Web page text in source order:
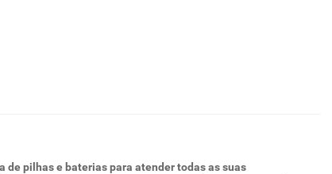
de pilhas e baterias para atender todas as suas